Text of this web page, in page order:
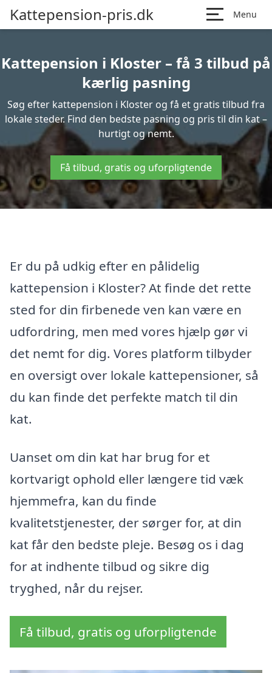
Kattepension-pris.dk Menu
Kattepension i Kloster – få 3 tilbud på
kærlig pasning
Søg efter kattepension i Kloster og få et gratis tilbud fra
lokale steder. Find den bedste pasning og pris til din kat –
hurtigt og nemt.
Få tilbud, gratis og uforpligtende
Er du på udkig efter en pålidelig
kattepension i Kloster? At finde det rette
sted for din firbenede ven kan være en
udfordring, men med vores hjælp gør vi
det nemt for dig. Vores platform tilbyder
en oversigt over lokale kattepensioner, så
du kan finde det perfekte match til din
kat.
Uanset om din kat har brug for et
kortvarigt ophold eller længere tid væk
hjemmefra, kan du finde
kvalitetstjenester, der sørger for, at din
kat får den bedste pleje. Besøg os i dag
for at indhente tilbud og sikre dig
tryghed, når du rejser.
Få tilbud, gratis og uforpligtende